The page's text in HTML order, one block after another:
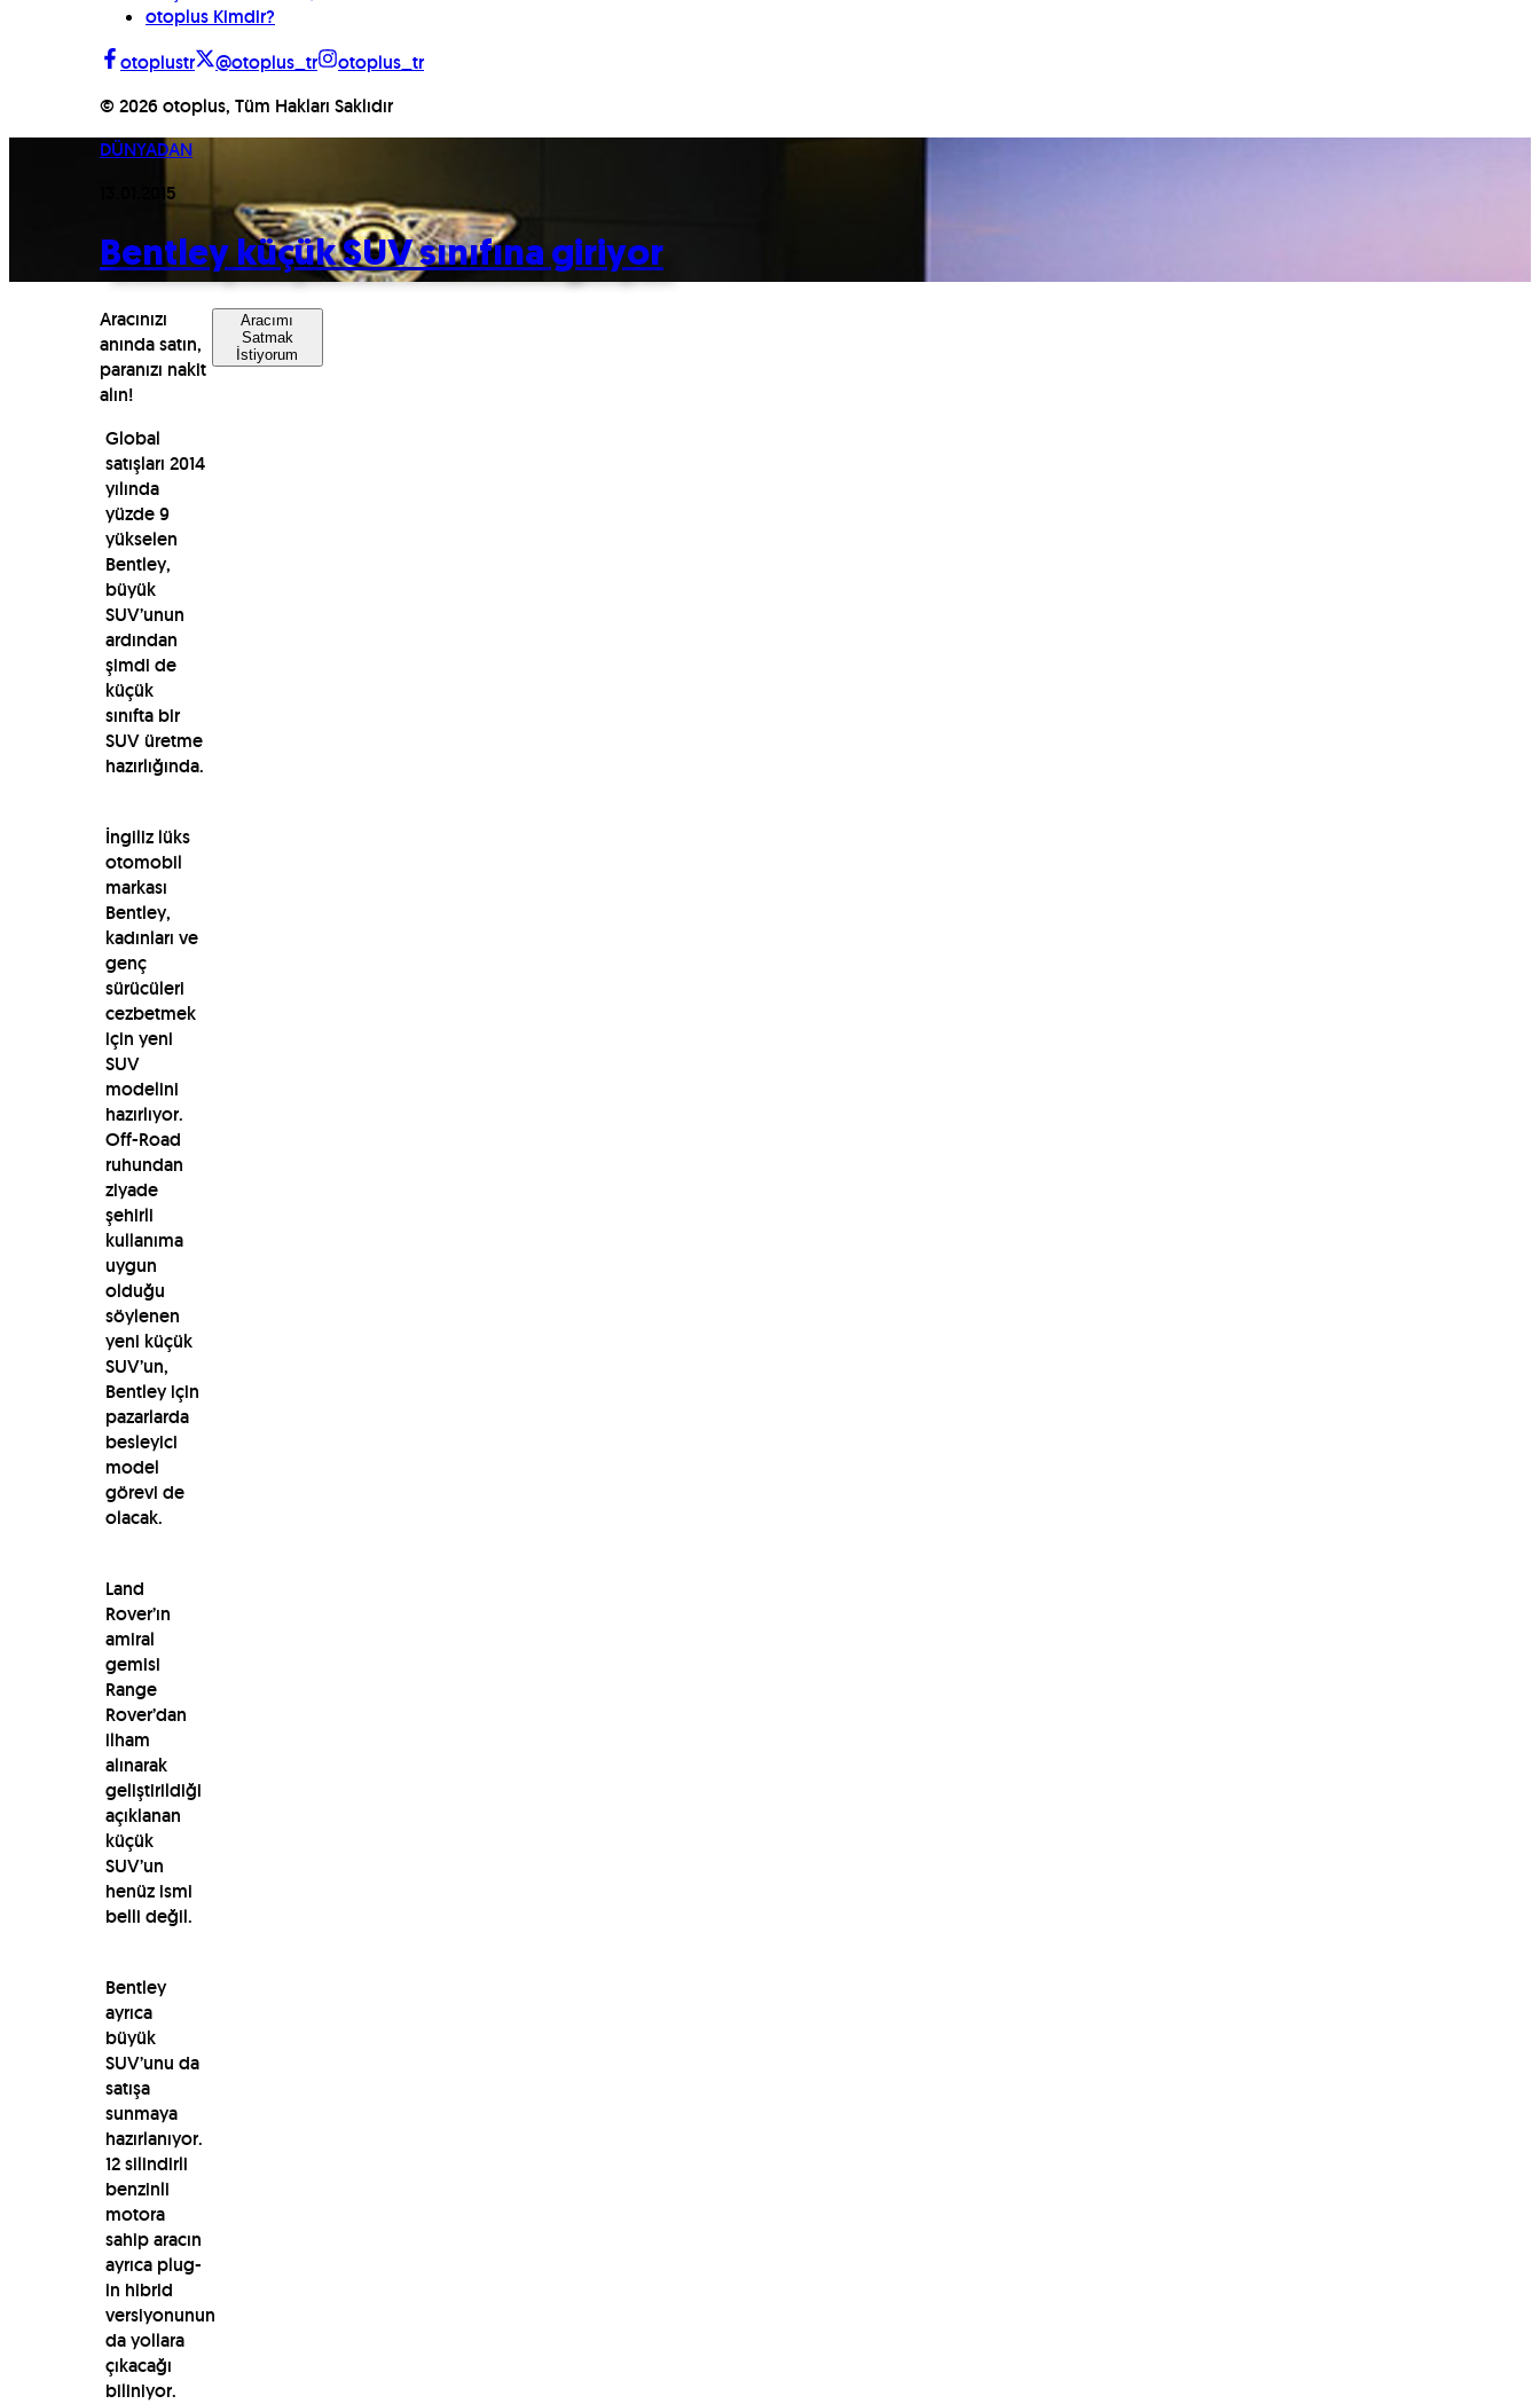
otoplus Kimdir?
otoplustr
@otoplus_tr
otoplus_tr
© 2026 otoplus, Tüm Hakları Saklıdır
DÜNYADAN
13.01.2015
Bentley küçük SUV sınıfına giriyor
Aracınızı
anında satın,
paranızı nakit
alın!
Aracımı
Satmak
İstiyorum
Global
satışları 2014
yılında
yüzde 9
yükselen
Bentley,
büyük
SUV’unun
ardından
şimdi de
küçük
sınıfta bir
SUV üretme
hazırlığında.
İngiliz lüks
otomobil
markası
Bentley,
kadınları ve
genç
sürücüleri
cezbetmek
için yeni
SUV
modelini
hazırlıyor.
Off-Road
ruhundan
ziyade
şehirli
kullanıma
uygun
olduğu
söylenen
yeni küçük
SUV’un,
Bentley için
pazarlarda
besleyici
model
görevi de
olacak.
Land
Rover’ın
amiral
gemisi
Range
Rover’dan
ilham
alınarak
geliştirildiği
açıklanan
küçük
SUV’un
henüz ismi
belli değil.
Bentley
ayrıca
büyük
SUV’unu da
satışa
sunmaya
hazırlanıyor.
12 silindirli
benzinli
motora
sahip aracın
ayrıca plug-
in hibrid
versiyonunun
da yollara
çıkacağı
biliniyor.